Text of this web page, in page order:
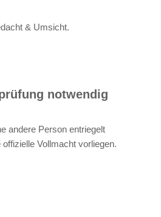
& Umsicht.
notwendig
andere Person entriegelt
Vollmacht vorliegen.